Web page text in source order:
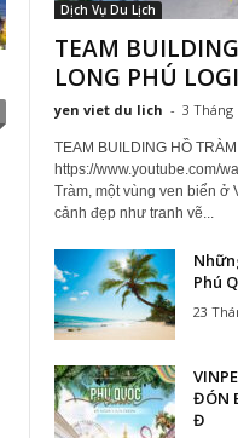
Dịch Vụ Du Lịch
TEAM
LONG PHÚ
yen viet du lich - 3 Tháng
TEAM BUILDING HỒ
https://www.youtube.com/
Tràm, một vùng ven biển ở
cảnh đẹp như tranh vẽ...
Phú
23
ĐÓN
Đ